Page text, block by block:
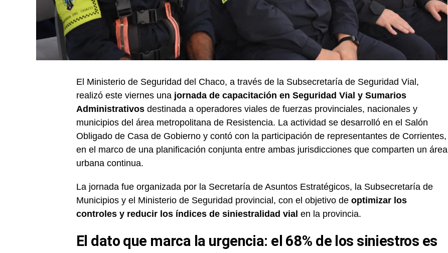
El Ministerio de Seguridad del Chaco, a través de la Subsecretaría de Seguridad Vial,
realizó este viernes una jornada de capacitación en Seguridad Vial y Sumarios
Administrativos destinada a operadores viales de fuerzas provinciales, nacionales y
municipios del área metropolitana de Resistencia. La actividad se desarrolló en el Salón
Obligado de Casa de Gobierno y contó con la participación de representantes de Corrientes,
en el marco de una planificación conjunta entre ambas jurisdicciones que comparten un área
urbana continua.
La jornada fue organizada por la Secretaría de Asuntos Estratégicos, la Subsecretaría de
Municipios y el Ministerio de Seguridad provincial, con el objetivo de optimizar los
controles y reducir los índices de siniestralidad vial en la provincia.
El dato que marca la urgencia: el 68% de los siniestros es